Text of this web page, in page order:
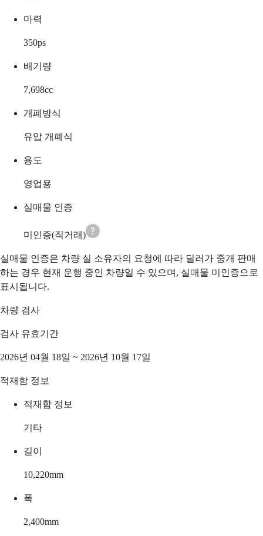
마력
350ps
배기량
7,698cc
개폐방식
유압 개폐식
용도
영업용
실매물 인증
미인증(직거래)
실매물 인증은 차량 실 소유자의 요청에 따라 딜러가 중개 판매
하는 경우 현재 운행 중인 차량일 수 있으며, 실매물 미인증으로
표시됩니다.
차량 검사
검사 유효기간
2026년 04월 18일 ~ 2026년 10월 17일
적재함 정보
적재함 정보
기타
길이
10,220mm
폭
2,400mm